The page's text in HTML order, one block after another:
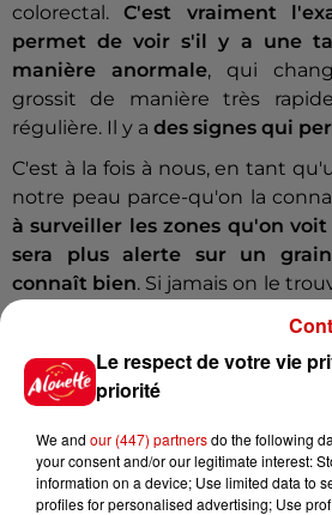
colorectal.C'est vraiment
permet de voir s'il y a une
manière anormale, qui
grossit de manière très
régulière. Il y a des signes qui
C'est à la fois à nous, en tant
notre peau parce-qu'on la
à surveiller les zones qu'on voit
sera plus alerte sur un
connaît bien. Si jamais on le
Le médecin va
du corps de la personne, avec
appareil qui permet de mieux
que telle.
Infos
Le respect de votre vie
priorité
We and our (447) partnersdo the following
your consent and/or our legitimate interest:
information on a device; Use limited data to
profiles for personalised advertising; Use